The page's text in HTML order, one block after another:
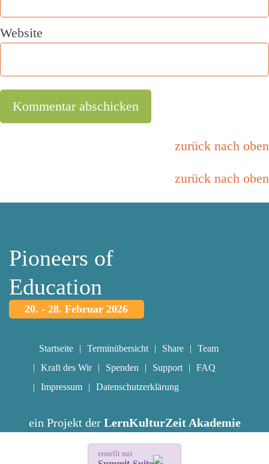
Website
zurück nach oben
zurück nach oben
Pioneers of
Education
20. - 28. Februar 2026
Startseite Terminübersicht Share
Team
Kraft des Wir
Spenden Support
FAQ
Impressum
Datenschutzerklärung
ein Projekt der LernKulturZeit Akademie
erstellt mit